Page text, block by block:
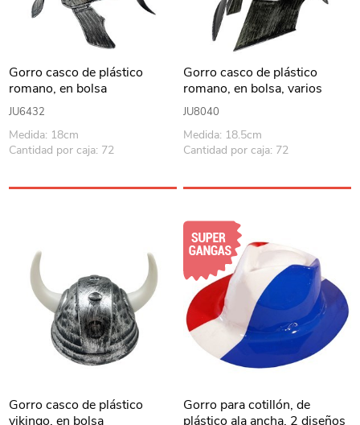
Gorro casco de plástico
romano, en bolsa
JU6432
Medida: 18cm
Cantidad por caja: 72
Gorro casco de plástico
romano, en bolsa, varios
colores
JU8040
Medida: 18.5cm
Cantidad por caja: 72
Gorro casco de plástico
vikingo, en bolsa
Gorro para cotillón, de
plástico ala ancha, 2 diseños